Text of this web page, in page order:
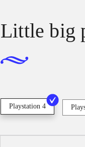
Little big
Playstation 4